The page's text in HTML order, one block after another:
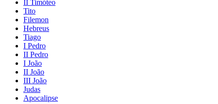
II Timóteo
Tito
Filemon
Hebreus
Tiago
I Pedro
II Pedro
I João
II João
III João
Judas
Apocalipse